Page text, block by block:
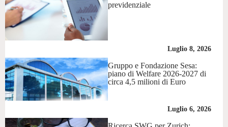
previdenziale
Luglio 8, 2026
Gruppo e Fondazione Sesa:
piano di Welfare 2026-2027 di
circa 4,5 milioni di Euro
Luglio 6, 2026